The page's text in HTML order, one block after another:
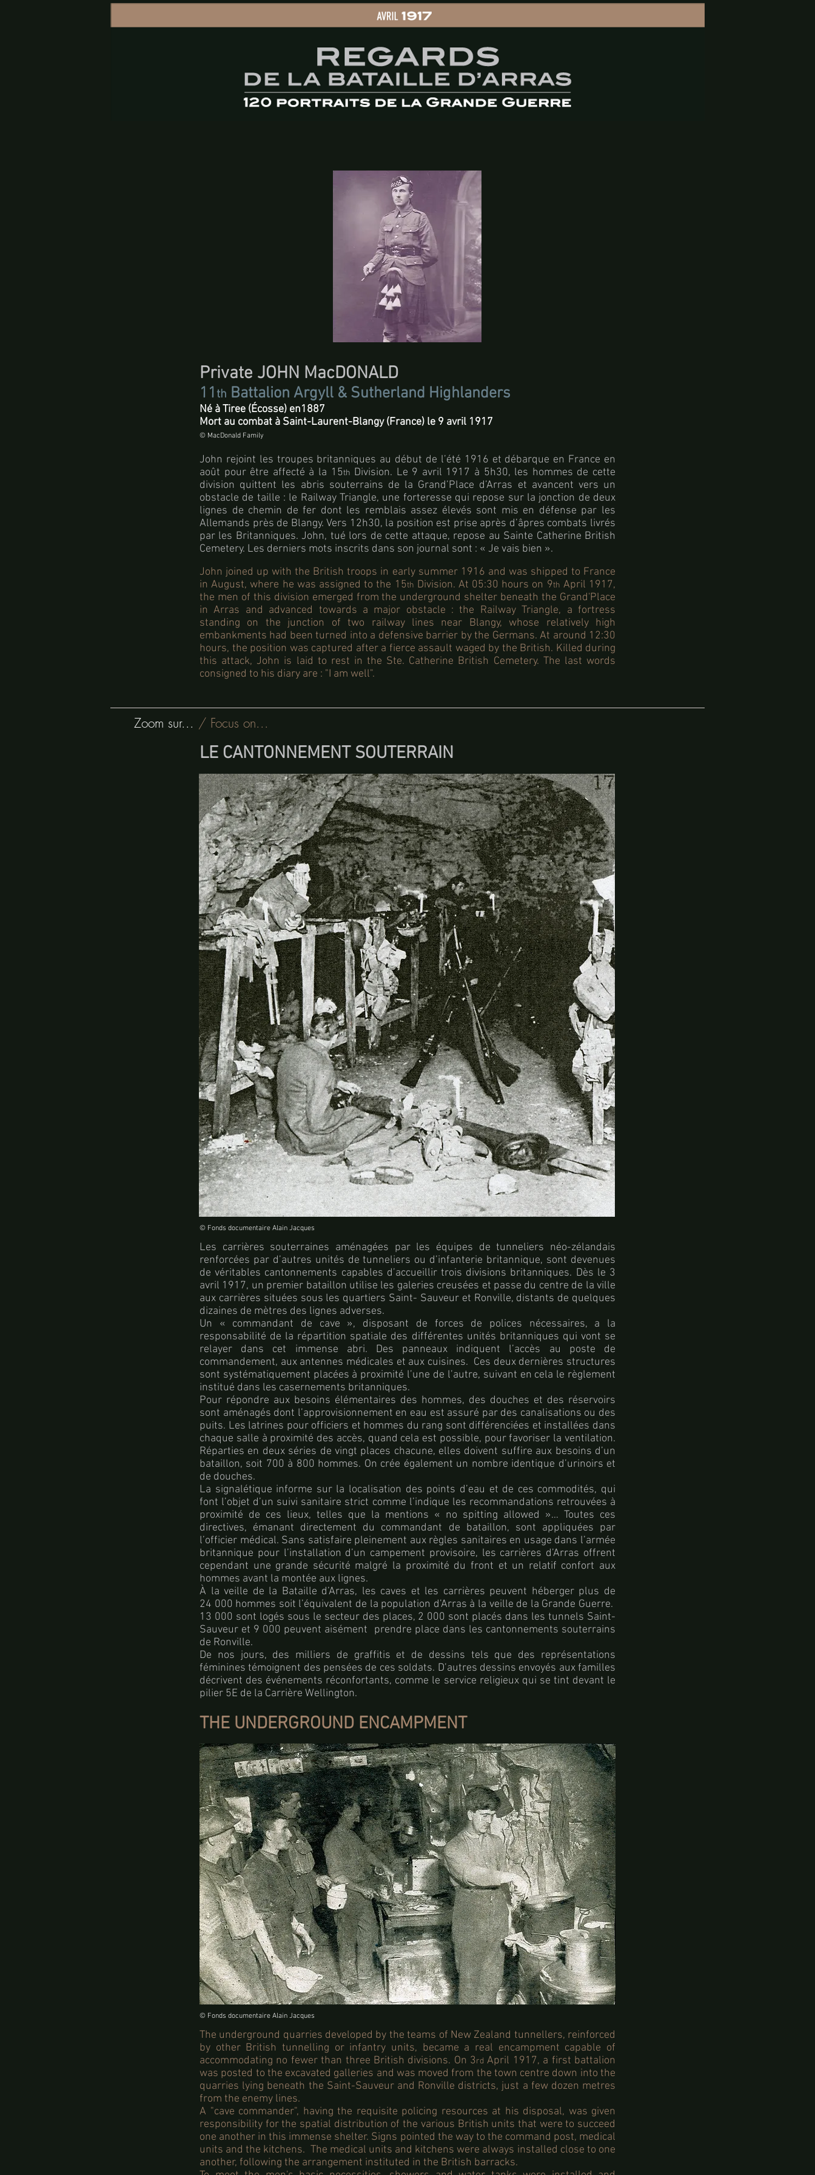
Private JOHN MacDONALD
11 th Battalion Argyll & Sutherland Highlanders
Né à Tiree (Écosse) en1887
Mort au combat à Saint-Laurent-Blangy (France) le 9 avril 1917
© MacDonald Family
John rejoint les troupes britanniques au début de l’été 1916 et débarque en France en
août pour être affecté à la 15th Division. Le 9 avril 1917 à 5h30, les hommes de cette
division quittent les abris souterrains de la Grand’Place d’Arras et avancent vers un
obstacle de taille : le Railway Triangle, une forteresse qui repose sur la jonction de deux
lignes de chemin de fer dont les remblais assez élevés sont mis en défense par les
Allemands près de Blangy. Vers 12h30, la position est prise après d’âpres combats livrés
par les Britanniques. John, tué lors de cette attaque, repose au Sainte Catherine British
Cemetery. Les derniers mots inscrits dans son journal sont : « Je vais bien ».
John joined up with the British troops in early summer 1916 and was shipped to France
in August, where he was assigned to the 15th Division. At 05:30 hours on 9th April 1917,
the men of this division emerged from the underground shelter beneath the Grand'Place
in Arras and advanced towards a major obstacle : the Railway Triangle, a fortress
standing on the junction of two railway lines near Blangy, whose relatively high
embankments had been turned into a defensive barrier by the Germans. At around 12:30
hours, the position was captured after a fierce assault waged by the British. Killed during
this attack, John is laid to rest in the Ste. Catherine British Cemetery. The last words
consigned to his diary are : "I am well".
Zoom sur... / Focus on...
LE CANTONNEMENT SOUTERRAIN
© Fonds documentaire Alain Jacques
Les carrières souterraines aménagées par les équipes de tunneliers néo-zélandais
renforcées par d’autres unités de tunneliers ou d’infanterie britannique, sont devenues
de véritables cantonnements capables d’accueillir trois divisions britanniques. Dès le 3
avril 1917, un premier bataillon utilise les galeries creusées et passe du centre de la ville
aux carrières situées sous les quartiers Saint- Sauveur et Ronville, distants de quelques
dizaines de mètres des lignes adverses.
Un « commandant de cave », disposant de forces de polices nécessaires, a la
responsabilité de la répartition spatiale des différentes unités britanniques qui vont se
relayer dans cet immense abri. Des panneaux indiquent l’accès au poste de
commandement, aux antennes médicales et aux cuisines. Ces deux dernières structures
sont systématiquement placées à proximité l’une de l’autre, suivant en cela le règlement
institué dans les casernements britanniques.
Pour répondre aux besoins élémentaires des hommes, des douches et des réservoirs
sont aménagés dont l’approvisionnement en eau est assuré par des canalisations ou des
puits. Les latrines pour officiers et hommes du rang sont différenciées et installées dans
chaque salle à proximité des accès, quand cela est possible, pour favoriser la ventilation.
Réparties en deux séries de vingt places chacune, elles doivent suffire aux besoins d’un
bataillon, soit 700 à 800 hommes. On crée également un nombre identique d’urinoirs et
de douches.
La signalétique informe sur la localisation des points d’eau et de ces commodités, qui
font l’objet d’un suivi sanitaire strict comme l’indique les recommandations retrouvées à
proximité de ces lieux, telles que la mentions « no spitting allowed »… Toutes ces
directives, émanant directement du commandant de bataillon, sont appliquées par
l’officier médical. Sans satisfaire pleinement aux règles sanitaires en usage dans l’armée
britannique pour l’installation d’un campement provisoire, les carrières d’Arras offrent
cependant une grande sécurité malgré la proximité du front et un relatif confort aux
hommes avant la montée aux lignes.
À la veille de la Bataille d’Arras, les caves et les carrières peuvent héberger plus de
24 000 hommes soit l’équivalent de la population d’Arras à la veille de la Grande Guerre.
13 000 sont logés sous le secteur des places, 2 000 sont placés dans les tunnels Saint-
Sauveur et 9 000 peuvent aisément prendre place dans les cantonnements souterrains
de Ronville.
De nos jours, des milliers de graffitis et de dessins tels que des représentations
féminines témoignent des pensées de ces soldats. D’autres dessins envoyés aux familles
décrivent des événements réconfortants, comme le service religieux qui se tint devant le
pilier 5E de la Carrière Wellington.
THE UNDERGROUND ENCAMPMENT
© Fonds documentaire Alain Jacques
The underground quarries developed by the teams of New Zealand tunnellers, reinforced
by other British tunnelling or infantry units, became a real encampment capable of
accommodating no fewer than three British divisions. On 3rd April 1917, a first battalion
was posted to the excavated galleries and was moved from the town centre down into the
quarries lying beneath the Saint-Sauveur and Ronville districts, just a few dozen metres
from the enemy lines.
A "cave commander", having the requisite policing resources at his disposal, was given
responsibility for the spatial distribution of the various British units that were to succeed
one another in this immense shelter. Signs pointed the way to the command post, medical
units and the kitchens. The medical units and kitchens were always installed close to one
another, following the arrangement instituted in the British barracks.